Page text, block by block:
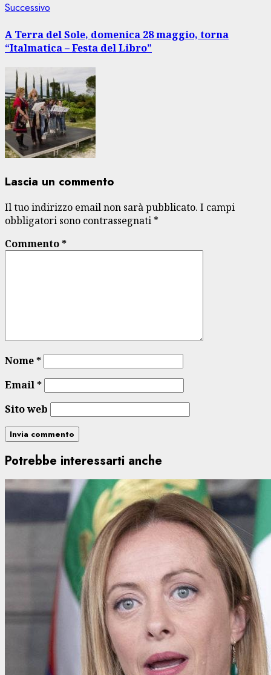
Successivo
A Terra del Sole, domenica 28 maggio, torna
“Italmatica – Festa del Libro”
Lascia un commento
Il tuo indirizzo email non sarà pubblicato. I campi
obbligatori sono contrassegnati *
Commento*
Nome*
Email*
Sito web
Potrebbe interessarti anche